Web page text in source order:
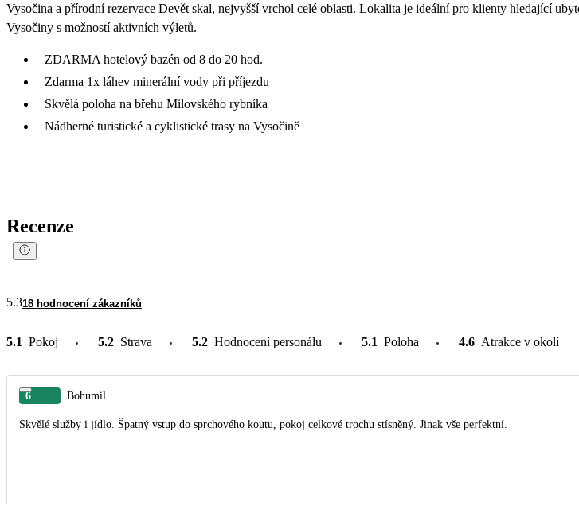
Vysočina a přírodní rezervace Devět skal, nejvyšší vrchol celé oblasti. Lokalita je ideální pro klienty hledající
Vysočiny s možností aktivních výletů.
ZDARMA hotelový bazén od 8 do 20 hod.
Zdarma 1x láhev minerální vody při příjezdu
Skvělá poloha na břehu Milovského rybníka
Nádherné turistické a cyklistické trasy na Vysočině
Recenze
5.318 hodnocení zákazníků
5.1 Pokoj 5.2 Strava 5.2 Hodnocení personálu 5.1 Poloha 4.6 Atrakce v okolí
6 Bohumil
Skvělé služby i jídlo. Špatný vstup do sprchového koutu, pokoj celkové trochu stísněný. Jinak vše perfektní.